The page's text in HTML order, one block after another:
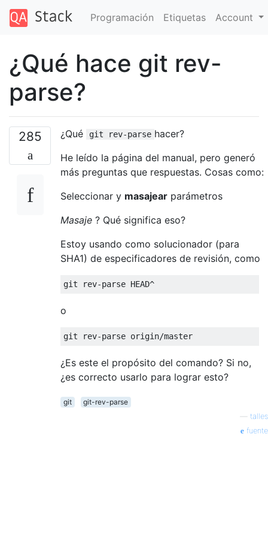
Programación Etiquetas Account
¿Qué hace git rev-
parse?
285 ¿Qué git rev-parse hacer?
He leído la página del manual, pero generó
más preguntas que respuestas. Cosas como:
Seleccionar y masajear parámetros
Masaje ? Qué significa eso?
Estoy usando como solucionador (para
SHA1) de especificadores de revisión, como
o
¿Es este el propósito del comando? Si no,
¿es correcto usarlo para lograr esto?
git
git-rev-parse
talles
fuente